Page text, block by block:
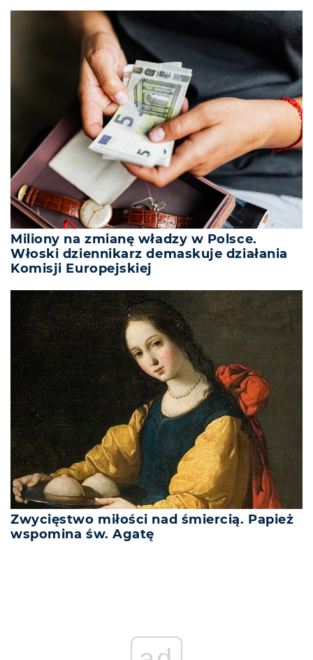
Miliony na zmianę władzy w Polsce.
Włoski dziennikarz demaskuje działania
Komisji Europejskiej
Zwycięstwo miłości nad śmiercią. Papież
wspomina św. Agatę